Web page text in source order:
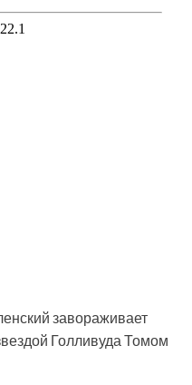
завораживает
Голливуда Томом